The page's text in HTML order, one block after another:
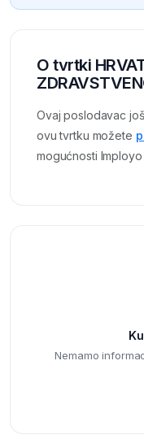
O tvrtki
Ovaj poslodavac
ovu tvrtku možete
mogućnosti
Nemamo